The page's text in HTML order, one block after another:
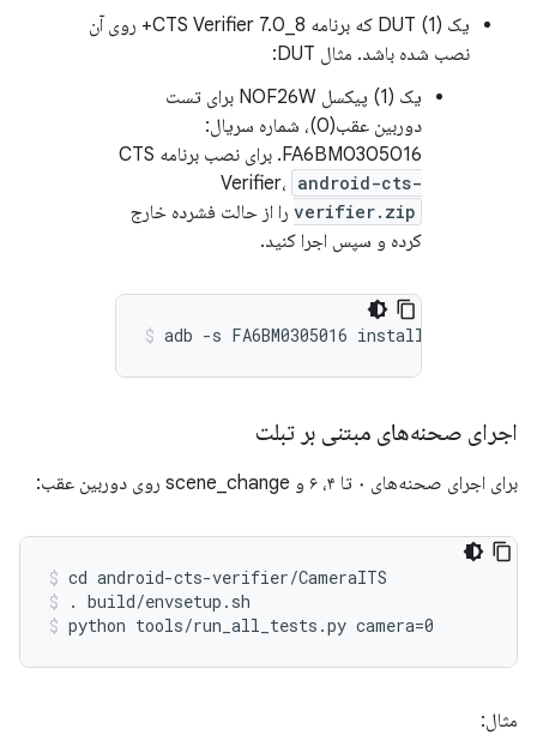
یک (1) DUT که برنامه CTS Verifier 7.0_8+ روی آن
نصب شده باشد. مثال DUT:
یک (1) پیکسل NOF26W برای تست
دوربین عقب(0)، شماره سریال:
FA6BM0305016. برای نصب برنامه CTS
Verifier، android-cts-
verifier.zip را از حالت فشرده خارج
کرده و سپس اجرا کنید.
اجرای صحنه‌های مبتنی بر تبلت
برای اجرای صحنه‌های ۰ تا ۴، ۶ و scene_change روی دوربین عقب:
cd android-cts-verifier/CameraITS
. build/envsetup.sh
python tools/run_all_tests.py camera=0
مثال: